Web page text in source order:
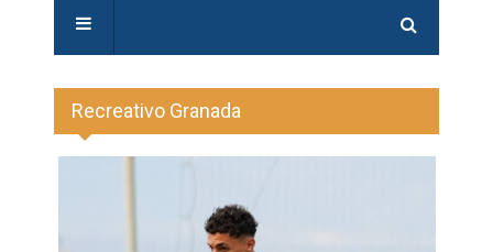
Recreativo Granada